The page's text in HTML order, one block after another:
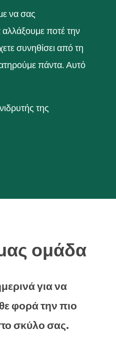
να σας
ποτέ την
συνηθίσει από τη
πάντα. Αυτό
της
ομάδα
για να
φορά την πιο
σκύλο σας.